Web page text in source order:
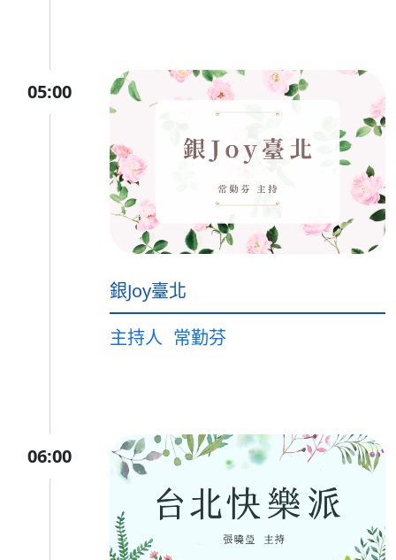
05:00
銀Joy臺北
主持人 常勤芬
06:00